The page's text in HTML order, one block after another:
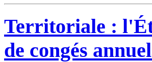
Territoriale :
de congés